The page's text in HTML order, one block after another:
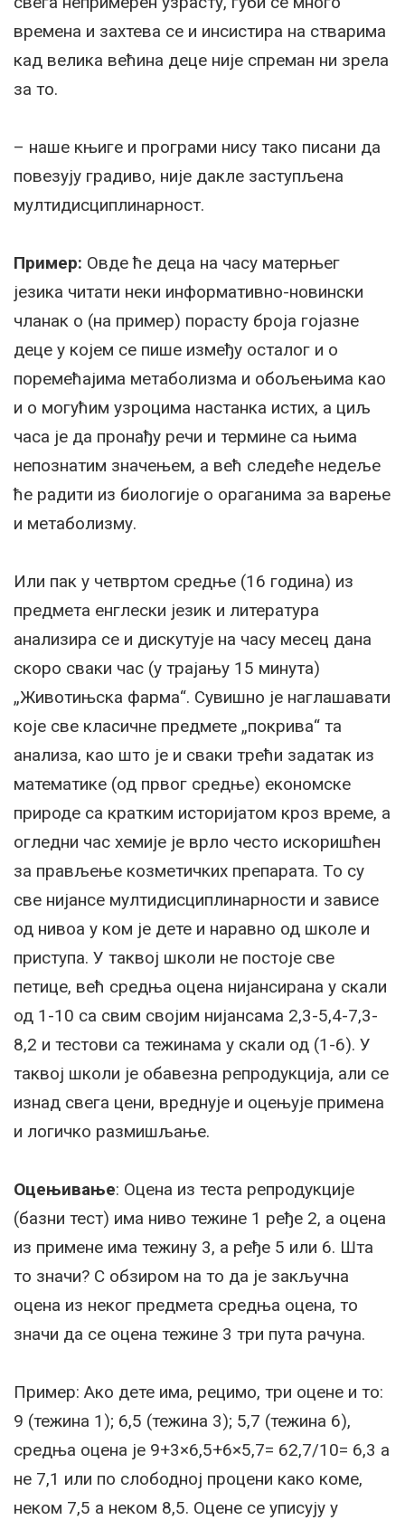
времена и захтева се и инсистира на стварима
кад велика већина деце није спреман ни зрела
за то.
– наше књиге и програми нису тако писани да
повезују градиво, није дакле заступљена
мултидисциплинарност.
Пример: Овде ће деца на часу матерњег
језика читати неки информативно-новински
чланак о (на пример) порасту броја гојазне
деце у којем се пише између осталог и о
поремећајима метаболизма и обољењима као
и о могућим узроцима настанка истих, а циљ
часа је да пронађу речи и термине са њима
непознатим значењем, а већ следеће недеље
ће радити из биологије о ораганима за варење
и метаболизму.
Или пак у четвртом средње (16 година) из
предмета енглески језик и литература
анализира се и дискутује на часу месец дана
скоро сваки час (у трајању 15 минута)
„Животињска фарма“. Сувишно је наглашавати
које све класичне предмете „покрива“ та
анализа, као што је и сваки трећи задатак из
математике (од првог средње) економске
природе са кратким историјатом кроз време, а
огледни час хемије је врло често искоришћен
за прављење козметичких препарата. То су
све нијансе мултидисциплинарности и зависе
од нивоа у ком је дете и наравно од школе и
приступа. У таквој школи не постоје све
петице, већ средња оцена нијансирана у скали
од 1-10 са свим својим нијансама 2,3-5,4-7,3-
8,2 и тестови са тежинама у скали од (1-6). У
таквој школи је обавезна репродукција, али се
изнад свега цени, вреднује и оцењује примена
и логичко размишљање.
Оцењивање: Оцена из теста репродукције
(базни тест) има ниво тежине 1 ређе 2, а оцена
из примене има тежину 3, а ређе 5 или 6. Шта
то значи? С обзиром на то да је закључна
оцена из неког предмета средња оцена, то
значи да се оцена тежине 3 три пута рачуна.
Пример: Ако дете има, рецимо, три оцене и то:
9 (тежина 1); 6,5 (тежина 3); 5,7 (тежина 6),
средња оцена је 9+3×6,5+6×5,7= 62,7/10= 6,3 а
не 7,1 или по слободној процени како коме,
неком 7,5 а неком 8,5. Оцене се уписују у